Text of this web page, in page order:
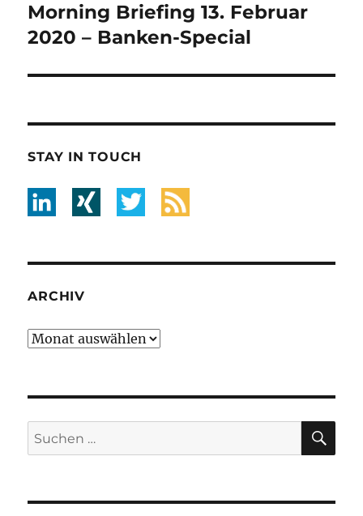
Nächster
Beitrag:
Morning Briefing 13. Februar
2020 – Banken-Special
STAY IN TOUCH
ARCHIV
Archiv
Suche
nach: